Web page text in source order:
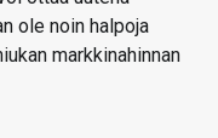
ole noin halpoja
markkinahinnan